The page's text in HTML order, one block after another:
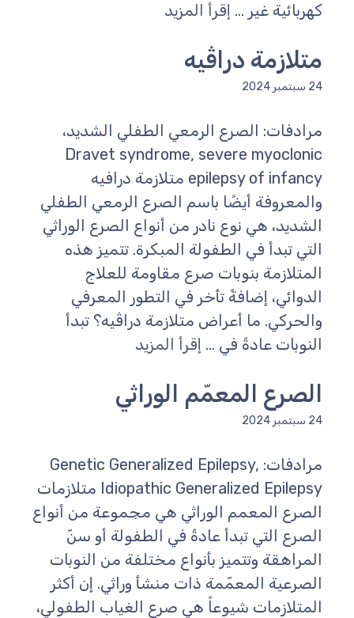
كهربائية غير ... إقرأ المزيد
متلازمة دراڤيه
24 سبتمبر 2024
مرادفات: الصرع الرمعي الطفلي الشديد،
Dravet syndrome, severe myoclonic
epilepsy of infancy متلازمة درافيه
والمعروفة أيضًا باسم الصرع الرمعي الطفلي
الشديد، هي نوع نادر من أنواع الصرع الوراثي
التي تبدأ في الطفولة المبكرة. تتميز هذه
المتلازمة بنوبات صرع مقاومة للعلاج
الدوائي، إضافةً تأخر في التطور المعرفي
والحركي. ما أعراض متلازمة دراڤيه؟ تبدأ
النوبات عادةً في ... إقرأ المزيد
الصرع المعمّم الوراثي
24 سبتمبر 2024
مرادفات: Genetic Generalized Epilepsy,
Idiopathic Generalized Epilepsy متلازمات
الصرع المعمم الوراثي هي مجموعة من أنواع
الصرع التي تبدأ عادةً في الطفولة أو سنّ
المراهقة وتتميز بأنواع مختلفة من النوبات
الصرعية المعمّمة ذات منشأ وراثي. إن أكثر
المتلازمات شيوعاً هي صرع الغياب الطفولي،